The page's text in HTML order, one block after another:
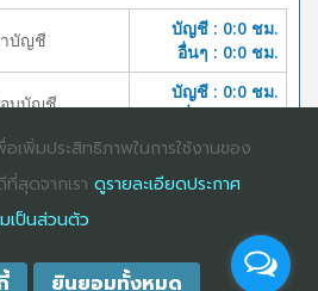
บัญชี
บัญชี : 0:0 ชม.
อื่นๆ : 0:0 ชม.
บบัญชี
บัญชี : 0:0 ชม.
อื่นๆ :0:0 ชม.
BROCHURE
เพิ่มประสิทธิภาพในการใช้งานของ
สุดจากเรา ดูรายละเอียดประกาศ
เป็นส่วนตัว
ยินยอมทั้งหมด